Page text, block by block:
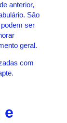
anterior,
São
ser
geral.
com
e